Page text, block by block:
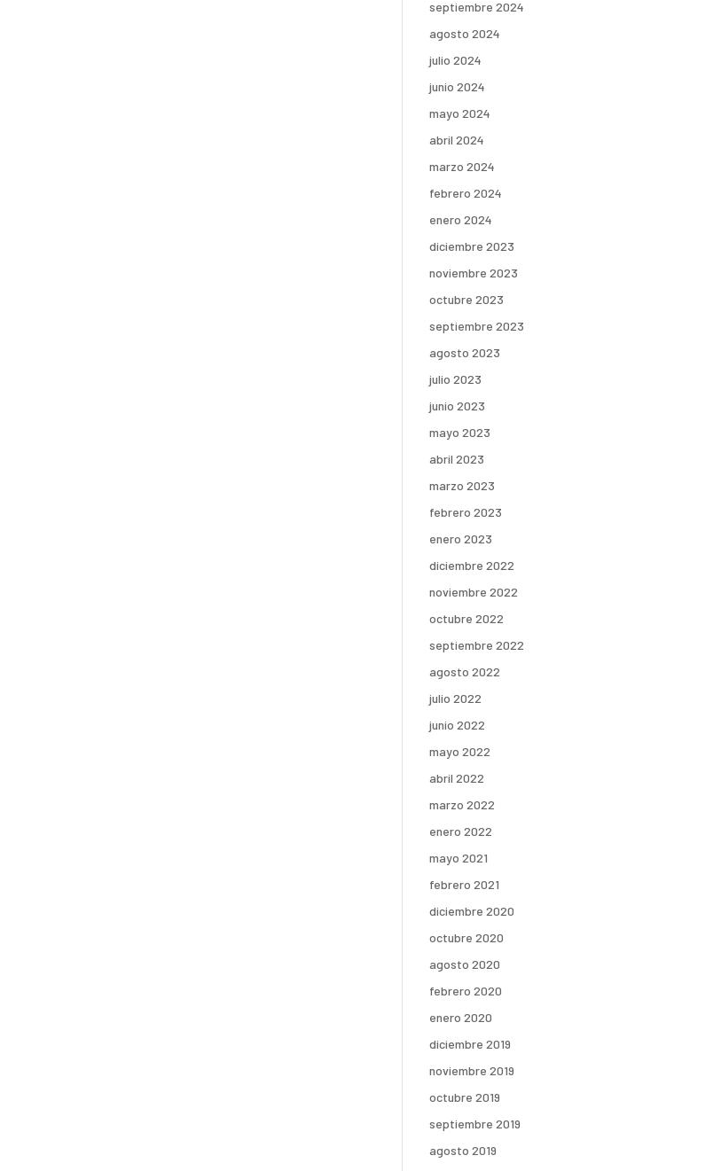
septiembre 2024
agosto 2024
julio 2024
junio 2024
mayo 2024
abril 2024
marzo 2024
febrero 2024
enero 2024
diciembre 2023
noviembre 2023
octubre 2023
septiembre 2023
agosto 2023
julio 2023
junio 2023
mayo 2023
abril 2023
marzo 2023
febrero 2023
enero 2023
diciembre 2022
noviembre 2022
octubre 2022
septiembre 2022
agosto 2022
julio 2022
junio 2022
mayo 2022
abril 2022
marzo 2022
enero 2022
mayo 2021
febrero 2021
diciembre 2020
octubre 2020
agosto 2020
febrero 2020
enero 2020
diciembre 2019
noviembre 2019
octubre 2019
septiembre 2019
agosto 2019